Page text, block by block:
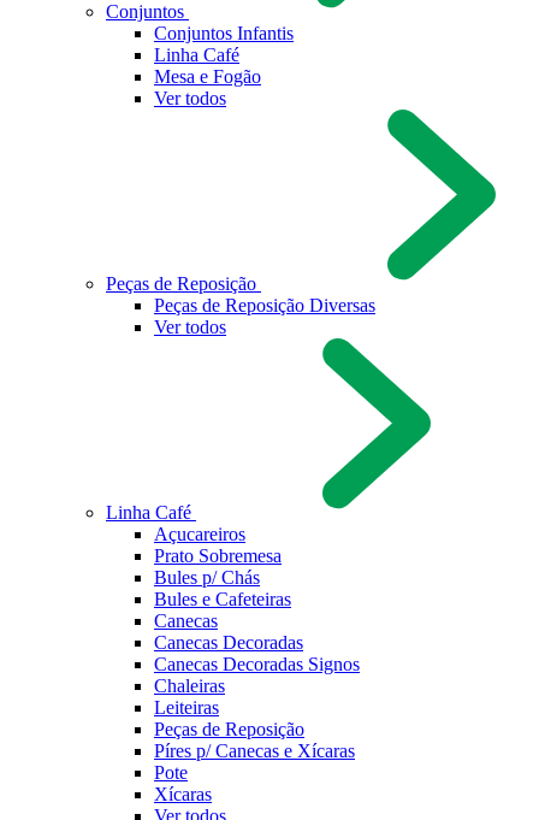
Conjuntos
Conjuntos Infantis
Linha Café
Mesa e Fogão
Ver todos
Peças de Reposição
Peças de Reposição Diversas
Ver todos
Linha Café
Açucareiros
Prato Sobremesa
Bules p/ Chás
Bules e Cafeteiras
Canecas
Canecas Decoradas
Canecas Decoradas Signos
Chaleiras
Leiteiras
Peças de Reposição
Píres p/ Canecas e Xícaras
Pote
Xícaras
Ver todos